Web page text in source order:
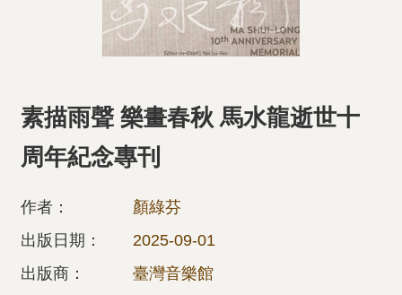
素描雨聲 樂畫春秋 馬水龍逝世十
周年紀念專刊
作者：
顏綠芬
出版日期：
2025-09-01
出版商：
臺灣音樂館